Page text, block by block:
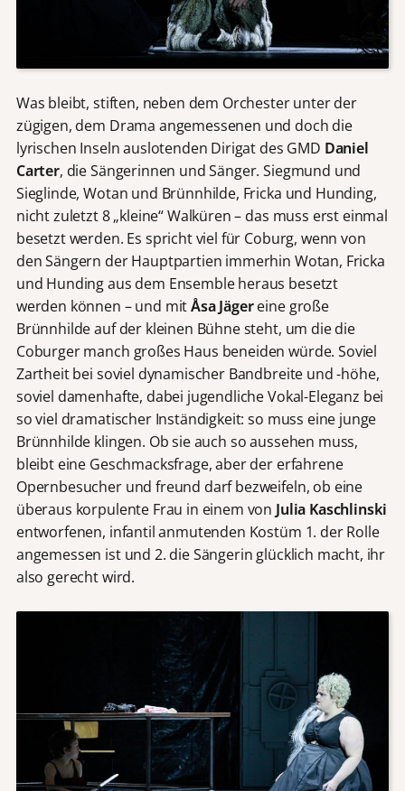
Was bleibt, stiften, neben dem Orchester unter der
zügigen, dem Drama angemessenen und doch die
lyrischen Inseln auslotenden Dirigat des GMD Daniel
Carter, die Sängerinnen und Sänger. Siegmund und
Sieglinde, Wotan und Brünnhilde, Fricka und Hunding,
nicht zuletzt 8 „kleine“ Walküren – das muss erst einmal
besetzt werden. Es spricht viel für Coburg, wenn von
den Sängern der Hauptpartien immerhin Wotan, Fricka
und Hunding aus dem Ensemble heraus besetzt
werden können – und mitÅsa Jägereine große
Brünnhilde auf der kleinen Bühne steht, um die die
Coburger manch großes Haus beneiden würde. Soviel
Zartheit bei soviel dynamischer Bandbreite und -höhe,
soviel damenhafte, dabei jugendliche Vokal-Eleganz bei
so viel dramatischer Inständigkeit: so muss eine junge
Brünnhilde klingen. Ob sie auch so aussehen muss,
bleibt eine Geschmacksfrage, aber der erfahrene
Opernbesucher und freund darf bezweifeln, ob eine
überaus korpulente Frau in einem von Julia Kaschlinski
entworfenen, infantil anmutenden Kostüm 1. der Rolle
angemessen ist und 2. die Sängerin glücklich macht, ihr
also gerecht wird.